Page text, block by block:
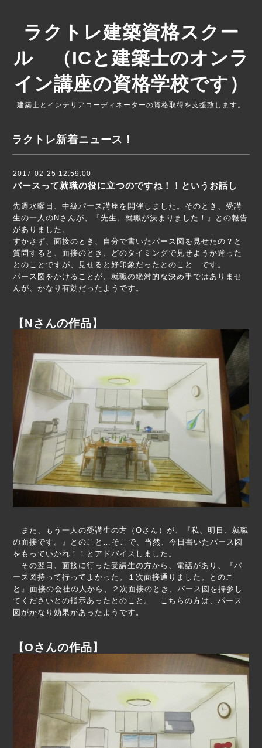
ラクトレ建築資格スクー
ル （ICと建築士のオンラ
イン講座の資格学校です）
建築士とインテリアコーディネーターの資格取得を支援致します。
ラクトレ新着ニュース！
2017-02-25 12:59:00
パースって就職の役に立つのですね！！というお話し
先週水曜日、中級パース講座を開催しました。そのとき、受講
生の一人のNさんが、『先生、就職が決まりました！』との報告
がありました。
すかさず、面接のとき、自分で書いたパース図を見せたの？と
質問すると、面接のとき、どのタイミングで見せようか迷った
とのことですが、見せると好印象だったとのこと です。
パース図をかけることが、就職の絶対的な決め手ではありませ
んが、かなり有効だったようです。
【Nさんの作品】
また、もう一人の受講生の方（Oさん）が、『私、明日、就職
の面接です。』とのこと… そこで、当然、今日書いたパース図
をもっていかれ！！とアドバイスしました。
その翌日、面接に行った受講生の方から、電話があり、『パ
ース図持って行ってよかった。１次面接通りました。とのこ
と』 面接の会社の人から、２次面接のとき、パース図を持参し
てくださいとの指示あったとのこと。 こちらの方は、パース
図がかなり効果があったようです。
【Oさんの作品】